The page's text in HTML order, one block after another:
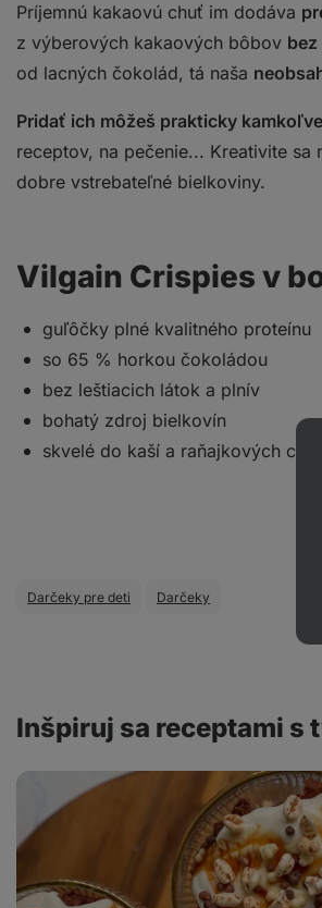
Príjemnú kakaovú chuť im dodáva
z výberových kakaových bôbov
od lacných čokolád, tá naša
Pridať ich môžeš prakticky
receptov, na pečenie... Kreativite
dobre vstrebateľné bielkoviny.
Vilgain Crispies v
guľôčky plné kvalitného proteínu
so 65 % horkou čokoládou
bez leštiacich látok a plnív
bohatý zdroj bielkovín
skvelé do kaší a raňajkových
Darčeky pre deti Darčeky
Inšpiruj sa receptami s
chrumkavou
posýpkou